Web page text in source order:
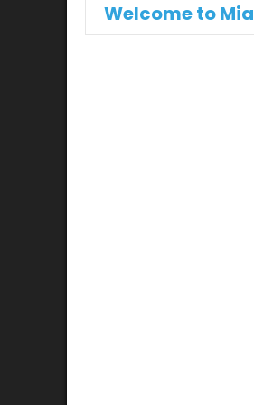
Welcome to